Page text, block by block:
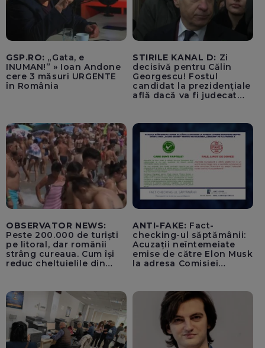
GSP.RO: „Gata, e
INUMAN!” » Ioan Andone
cere 3 măsuri URGENTE
în România
STIRILE KANAL D: Zi
decisivă pentru Călin
Georgescu! Fostul
candidat la prezidențiale
află dacă va fi judecat
OBSERVATOR NEWS:
Peste 200.000 de turiști
pe litoral, dar românii
strâng cureaua. Cum își
reduc cheltuielile din
ANTI-FAKE: Fact-
checking-ul săptămânii:
Acuzații neîntemeiate
emise de către Elon Musk
la adresa Comisiei
pentru instaurarea
„cenzurii” pe platforma X